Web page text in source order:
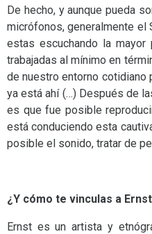
De hecho, y aunque pueda
micrófonos, generalmente el
estas escuchando la
trabajadas al mínimo en
de nuestro entorno
ya está ahí (…) Después de
es que fue posible
está conduciendo esta
posible el sonido, tratar de
¿Y cómo te vinculas a
Ernst es un artista y